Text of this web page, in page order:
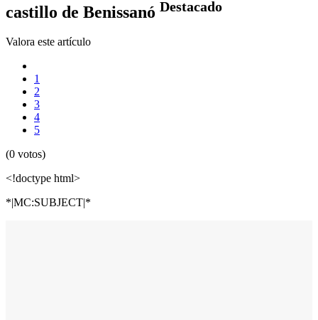
castillo de Benissanó Destacado
Valora este artículo
1
2
3
4
5
(0 votos)
<!doctype html>
*|MC:SUBJECT|*